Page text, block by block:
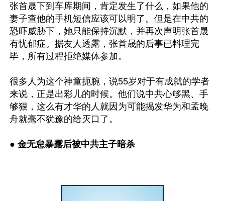
张首晟下到车库期间，肯定发生了什么，如果他的
妻子查他的手机短信应该可以明了。但是在中共的
恐吓威胁下，她只能保持沉默，并再次声明张首晟
有忧郁症。据友人透露，张首晟的后事已料理完
毕，所有过程拒绝媒体参加。
很多人为这个神童扼腕，说55岁对于有成就的学者
来说，正是出彩儿的时候。他们说中共心够黑、手
够狠，这么有才华的人就因为可能揭发华为和孟晚
舟就毫不犹豫的给灭口了。
● 金无怠暴露后被中共主子暗杀